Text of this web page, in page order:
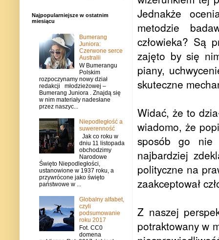
Jednakże
metodzie
człowieka? Są
zajęto by się
piany,
skuteczne
Widać, że to
wiadomo, że
sposób go nie
najbardziej
polityczne na
zaakceptował
Z naszej
potraktowany w
Najpopularniejsze w ostatnim
miesiącu
Bumerang
Juniora:
Czerwone serce
Australii
W Bumerangu
Polskim
rozpoczynamy nowy dział
redakcji młodzieżowej –
Bumerang Juniora . Znajdą się
w nim materiały nadesłane
przez naszyc...
Niepodległość a
suwerenność
Jak co roku w
dniu 11 listopada
obchodzimy
Narodowe
Święto Niepodległości,
ustanowione w 1937 roku, a
przywrócone jako święto
państwowe w ...
Globalny alfabet,
czyli
podsumowanie
roku 2017
Fot. CC0
domena